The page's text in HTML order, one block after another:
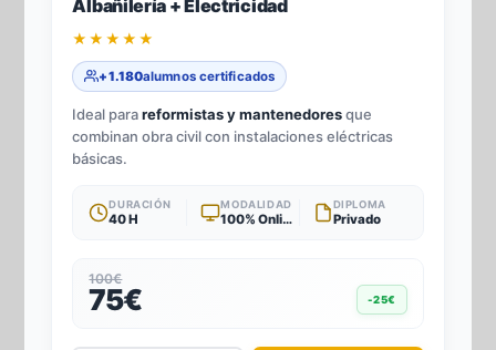
Albañilería + Electricidad
★★★★★
+1.180alumnos certificados
Ideal parareformistas y mantenedoresque
combinan obra civil con instalaciones eléctricas
básicas.
DURACIÓN
40 H
MODALIDAD
100% Online
DIPLOMA
Privado
100€
75€ -25€